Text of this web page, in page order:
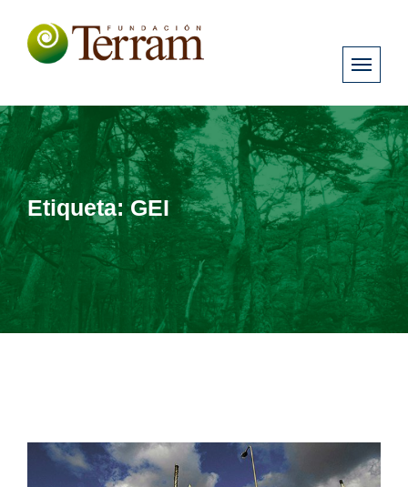
Etiqueta:GEI